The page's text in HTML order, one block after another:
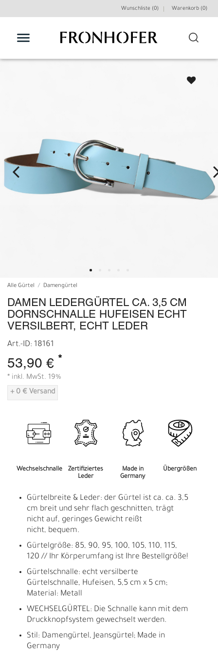
Wunschliste (0) Warenkorb (0)
Alle Gürtel Damengürtel
DAMEN LEDERGÜRTEL CA. 3,5 CM
DORNSCHNALLE HUFEISEN ECHT
VERSILBERT, ECHT LEDER
Art.-ID: 18161
53,90 € *
* inkl. MwSt. 19%
+ 0 € Versand
Wechselschnalle
Zertifiziertes
Leder
Made in
Germany
Übergrößen
Gürtelbreite & Leder: der Gürtel ist ca. ca. 3,5
cm breit und sehr flach geschnitten, trägt
nicht auf, geringes Gewicht reißt
nicht, bequem.
Gürtelgröße: 85, 90, 95, 100, 105, 110, 115,
120 // Ihr Körperumfang ist Ihre Bestellgröße!
Gürtelschnalle: echt versilberte
Gürtelschnalle, Hufeisen, 5,5 cm x 5 cm;
Material: Metall
WECHSELGÜRTEL: Die Schnalle kann mit dem
Druckknopfsystem gewechselt werden.
Stil: Damengürtel, Jeansgürtel; Made in
Germany